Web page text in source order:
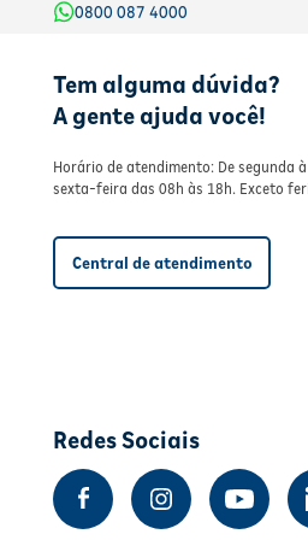
0800 087 4000
Tem alguma dúvida?
A gente ajuda você!
Horário de atendimento: De segunda à
sexta-feira das 08h às 18h. Exceto
Central de atendimento
Redes Sociais